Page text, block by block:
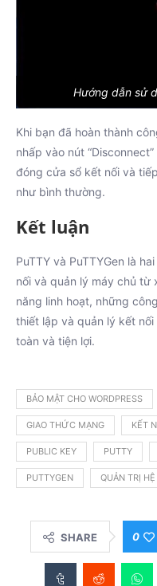
Hướng dẫn sử
Khi bạn đã hoàn thành
nhấp vào nút
đóng cửa sổ kết nối và
như bình thường.
Kết luận
PuTTY và PuTTYGen là
nối và quản lý máy chủ từ
năng linh hoạt, những
thiết lập và quản lý kết
toàn và tiện lợi.
BẢO MẬT CHO WORDPRESS
GIAO THỨC MẠNG KẾT
PUBLIC KEY PUTTY
PUTTYGEN QUẢN TRỊ
SHARE 0